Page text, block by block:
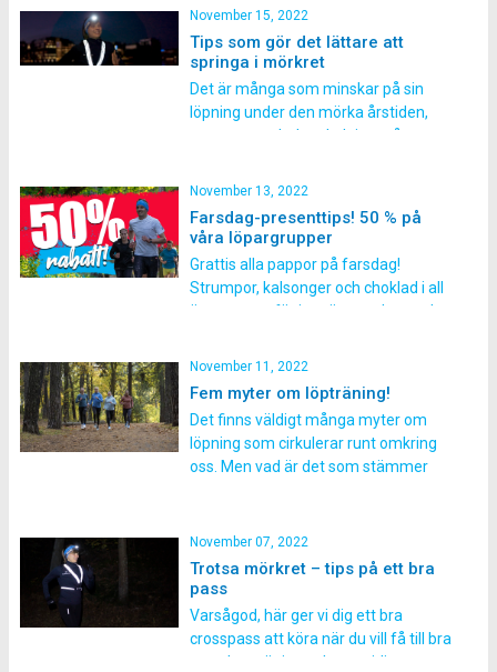
oss den 12 december! Måndagen den
12 december kl 18:15 springer vi
tillsammans in Lucia i ett härligt, långt
luciatåg. Efter luciatåget bjuder vi […]
November 15, 2022
Tips som gör det lättare att
springa i mörkret
Det är många som minskar på sin
löpning under den mörka årstiden,
pga att man helt enkelt inte vågar ge
alla dumma och mörka tankar och ge
och vistas när det är […]
November 13, 2022
Farsdag-presenttips! 50 % på
våra löpargrupper
Grattis alla pappor på farsdag!
Strumpor, kalsonger och choklad i all
ära men varför inte överraska med
man anmäla sig till höstens
på! Nu har vi kört drygt halva terminen
på höstens löpargrupper och just
därför sänker […]
November 11, 2022
Fem myter om löpträning!
Det finns väldigt många myter om
löpning som cirkulerar runt omkring
oss. Men vad är det som stämmer
myterna. 1. Man blir bara skadad av
att springa En vanlig myt om
löpträning är att man blir skadad av
att […]
November 07, 2022
Trotsa mörkret – tips på ett bra
pass
Varsågod, här ger vi dig ett bra
crosspass att köra när du vill få till bra
utomhusträning och samtidigt trotsa